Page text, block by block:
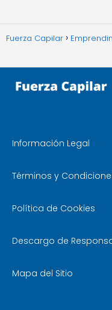
Fuerza Capilar
Información Legal
Términos y
Política de Cookies
Descargo de
Mapa del Sitio